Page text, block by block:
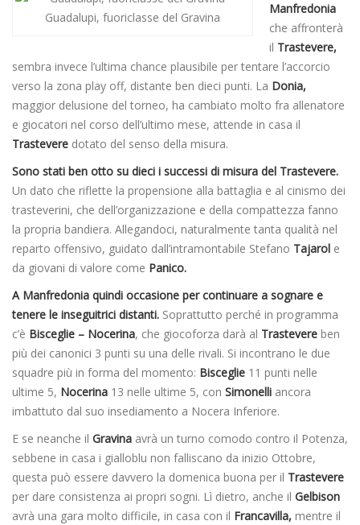
Guadalupi, fuoriclasse del Gravina
Manfredonia
che affronterà
il Trastevere,
sembra invece l’ultima chance plausibile per tentare l’accorcio
verso la zona play off, distante ben dieci punti. La Donia,
maggior delusione del torneo, ha cambiato molto fra allenatore
e giocatori nel corso dell’ultimo mese, attende in casa il
Trastevere dotato del senso della misura.
Sono stati ben otto su dieci i successi di misura del Trastevere.
Un dato che riflette la propensione alla battaglia e al cinismo dei
trasteverini, che dell’organizzazione e della compattezza fanno
la propria bandiera. Allegandoci, naturalmente tanta qualità nel
reparto offensivo, guidato dall’intramontabile Stefano Tajarol e
da giovani di valore come Panico.
A Manfredonia quindi occasione per continuare a sognare e
tenere le inseguitrici distanti. Soprattutto perché in programma
c’è Bisceglie – Nocerina, che giocoforza darà al Trastevere ben
più dei canonici 3 punti su una delle rivali. Si incontrano le due
squadre più in forma del momento: Bisceglie 11 punti nelle
ultime 5, Nocerina 13 nelle ultime 5, con Simonelli ancora
imbattuto dal suo insediamento a Nocera Inferiore.
E se neanche il Gravina avrà un turno comodo contro il Potenza,
sebbene in casa i gialloblu non falliscano da inizio Ottobre,
questa può essere davvero la domenica buona per il Trastevere
per dare consistenza ai propri sogni. Lì dietro, anche il Gelbison
avrà una gara molto difficile, in casa con il Francavilla, mentre il